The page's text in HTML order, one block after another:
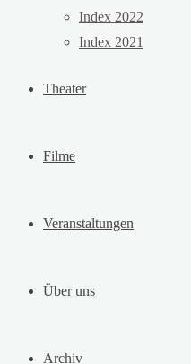
Index 2022
Index 2021
Theater
Filme
Veranstaltungen
Über uns
Archiv